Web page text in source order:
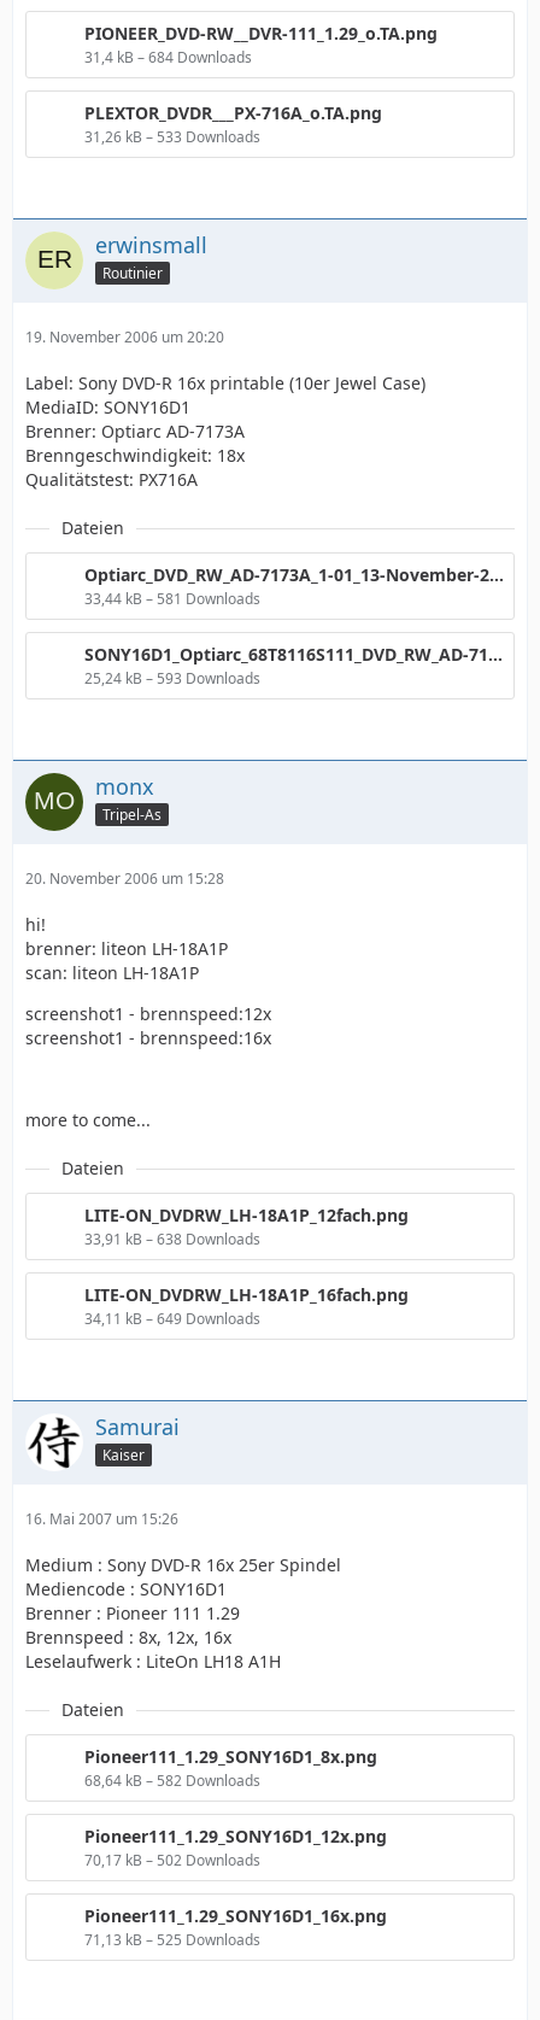
PIONEER_DVD-RW__DVR-111_1.29_o.TA.png
31,4 kB – 684 Downloads
PLEXTOR_DVDR___PX-716A_o.TA.png
31,26 kB – 533 Downloads
erwinsmall
Routinier
19. November 2006 um 20:20
Label: Sony DVD-R 16x printable (10er Jewel Case)
MediaID: SONY16D1
Brenner: Optiarc AD-7173A
Brenngeschwindigkeit: 18x
Qualitätstest: PX716A
Dateien
Optiarc_DVD_RW_AD-7173A_1-01_13-November-2006_11_21.png
33,44 kB – 581 Downloads
SONY16D1_Optiarc_68T8116S111_DVD_RW_AD-7173A_2x_DVDR___PX-716A___Nov_13_2006_o_TA.png
25,24 kB – 593 Downloads
monx
Tripel-As
20. November 2006 um 15:28
hi!
brenner: liteon LH-18A1P
scan: liteon LH-18A1P
screenshot1 - brennspeed:12x
screenshot1 - brennspeed:16x
more to come...
Dateien
LITE-ON_DVDRW_LH-18A1P_12fach.png
33,91 kB – 638 Downloads
LITE-ON_DVDRW_LH-18A1P_16fach.png
34,11 kB – 649 Downloads
Samurai
Kaiser
16. Mai 2007 um 15:26
Medium : Sony DVD-R 16x 25er Spindel
Mediencode : SONY16D1
Brenner : Pioneer 111 1.29
Brennspeed : 8x, 12x, 16x
Leselaufwerk : LiteOn LH18 A1H
Dateien
Pioneer111_1.29_SONY16D1_8x.png
68,64 kB – 582 Downloads
Pioneer111_1.29_SONY16D1_12x.png
70,17 kB – 502 Downloads
Pioneer111_1.29_SONY16D1_16x.png
71,13 kB – 525 Downloads